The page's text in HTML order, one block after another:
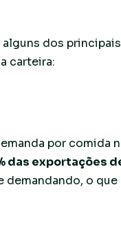
dos
carteira:
por comida
das exportações
demandando, o